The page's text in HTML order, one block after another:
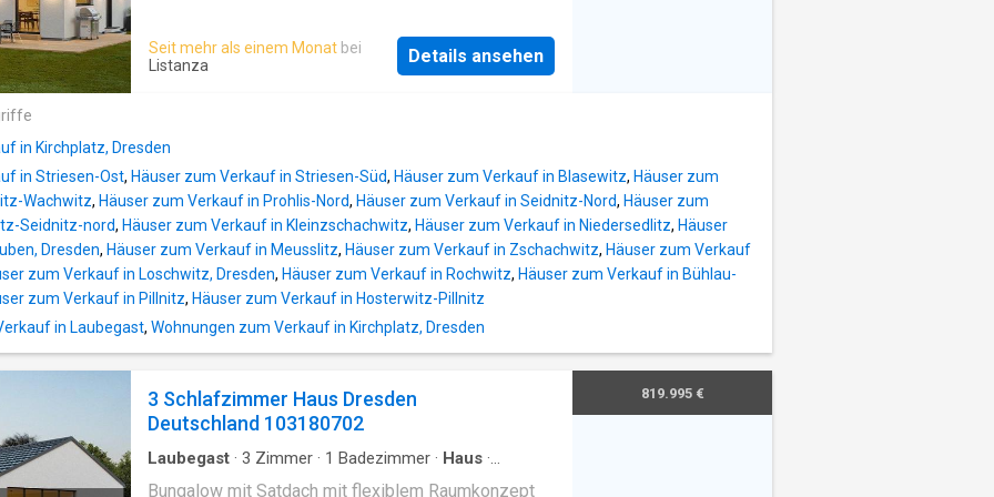
Dachform: Satdach, Kniestock 1 m Hausmaße:
12,455 m x 8,08 m Netto-Raumfläche: 167,66 m² 95-
gestalteter Wohn-/Ess- und Kochbereich mit einem
praktischen Haustechnik-/Hauswirtschaftsraum,
Die Diele mit dem Treppenhaus ist mittig
angeordnet. Neben dem Eingangsbereich ist eine
Garderobennische und ein Gäste-/WC eingeplant.
Das Gäste- WC kann optional auch als Duschbad
ausgebaut werden. Im Obergeschoss des
Hausentwurfes befinden sich zwei nahezu gleich
große Kinderzimmer, ein geräumiges Familienbad
und der Elternschlafbereich mit Ankleide und
direktem Zugang zum Bad. Die Nettoraumfläche
Dachform: Walmdach Hausmaße: 8,71 m x 8,71 m
Netto-Raumfläche: 125,80 m² 95-Jahre STREIF-
Jubiläumshaus CITY in Größe
Seit mehr als einem Monat bei
Listanza
Details ansehen
in Kirchplatz, Dresden
in Striesen-Ost, Häuser zum Verkauf in Striesen-Süd, Häuser zum Verkauf in Blasewitz, Häuser zum
Wachwitz, Häuser zum Verkauf in Prohlis-Nord, Häuser zum Verkauf in Seidnitz-Nord, Häuser zum
Seidnitz-nord, Häuser zum Verkauf in Kleinzschachwitz, Häuser zum Verkauf in Niedersedlitz, Häuser
Dresden, Häuser zum Verkauf in Meusslitz, Häuser zum Verkauf in Zschachwitz, Häuser zum Verkauf
zum Verkauf in Loschwitz, Dresden, Häuser zum Verkauf in Rochwitz, Häuser zum Verkauf in Bühlau-
zum Verkauf in Pillnitz, Häuser zum Verkauf in Hosterwitz-Pillnitz
in Laubegast, Wohnungen zum Verkauf in Kirchplatz, Dresden
3 Schlafzimmer Haus Dresden
Deutschland 103180702
Laubegast · 3 Zimmer · 1 Badezimmer · Haus ·
Bungalow mit Satdach mit flexiblem Raumkonzept
819.995 €